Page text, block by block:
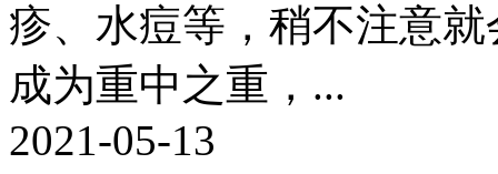
疹、水痘等，稍不注意
成为重中之重，...
2021-05-13